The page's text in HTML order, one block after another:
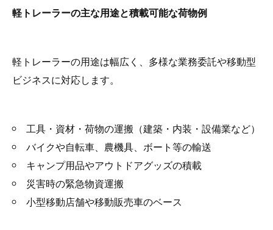
軽トレーラーの主な用途と積載可能な荷物例
軽トレーラーの用途は幅広く、多様な業務委託や移動型
ビジネスに対応します。
工具・資材・荷物の運搬（建築・内装・設備業など）
バイクや自転車、農機具、ボート等の輸送
キャンプ用品やアウトドアグッズの積載
災害時の緊急物資運搬
小型移動店舗や移動販売車のベース